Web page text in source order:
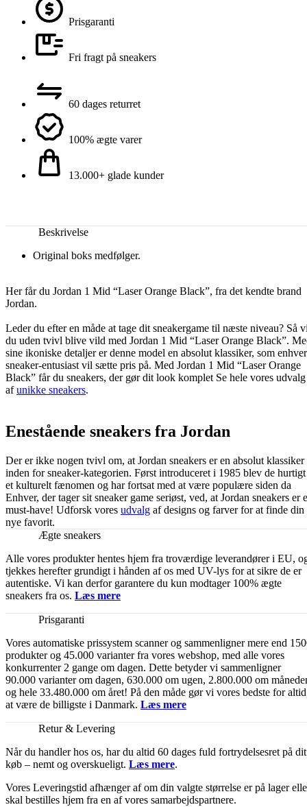
Prisgaranti
Fri fragt på sneakers
60 dages returret
100% ægte varer
13.000+ glade kunder
Beskrivelse
Original boks medfølger.
Her får du Jordan 1 Mid “Laser Orange Black”, fra det kendte brand
Jordan.
Leder du efter en måde at tage dit sneakergame til næste niveau? Så
du uden tvivl blive vild med Jordan 1 Mid “Laser Orange Black”.
sine ikoniske detaljer er denne model en absolut klassiker, som enhver
sneaker-entusiast vil sætte pris på. Med Jordan 1 Mid “Laser Orange
Black” får du sneakers, der gør dit look komplet Se hele vores udvalg
afunikke sneakers.
Enestående sneakers fra Jordan
Der er ikke nogen tvivl om, at Jordan sneakers er en absolut klassiker
inden for sneaker-kategorien. Først introduceret i 1985 blev de hurtigt
et kulturelt fænomen og har fortsat med at være populære siden da
Enhver, der tager sit sneaker game seriøst, ved, at Jordan sneakers er
must-have! Udforsk vores udvalg af designs og farver for at finde din
nye favorit.
Ægte sneakers
Alle vores produkter hentes hjem fra troværdige leverandører i EU,
tjekkes herefter grundigt i hånden af os med UV-lys for at sikre de er
autentiske. Vi kan derfor garantere du kun modtager 100% ægte
sneakers fra os. Læs mere
Prisgaranti
Vores automatiske prissystem scanner og sammenligner mere end
produkter og 45.000 varianter fra vores webshop, med alle vores
konkurrenter 2 gange om dagen. Dette betyder vi sammenligner
90.000 varianter om dagen, 630.000 om ugen, 2.800.000 om
og hele 33.480.000 om året! På den måde gør vi vores bedste for
at være de billigste i Danmark. Læs mere
Retur & Levering
Når du handler hos os, har du altid 60 dages fuld fortrydelsesret på dit
køb – nemt og overskueligt. Læs mere.
Vores Leveringstid afhænger af om din valgte størrelse er på lager
skal bestilles hjem fra en af vores samarbejdspartnere.